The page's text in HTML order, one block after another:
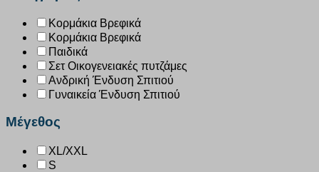
Κορμάκια Βρεφικά
Κορμάκια Βρεφικά
Παιδικά
Σετ Οικογενειακές πυτζάμες
Ανδρική Ένδυση Σπιτιού
Γυναικεία Ένδυση Σπιτιού
Μέγεθος
XL/XXL
S